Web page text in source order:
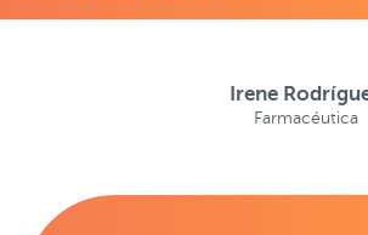
Irene
Farmacéutica